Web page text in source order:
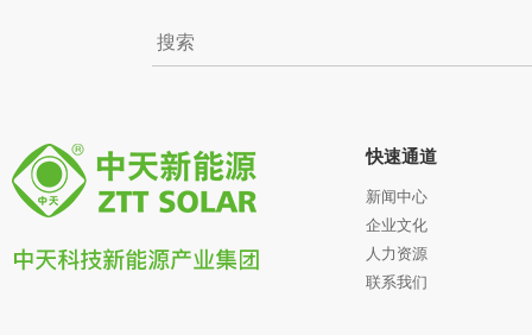
快速通道
新闻中心
企业文化
人力资源
联系我们